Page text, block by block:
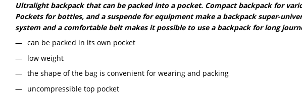
Ultralight backpack that can be packed into a pocket. Compact backpack for
Pockets for bottles, and a suspende for equipment make a backpack super-
system and a comfortable belt makes it possible to use a backpack for long
can be packed in its own pocket
low weight
the shape of the bag is convenient for wearing and packing
uncompressible top pocket